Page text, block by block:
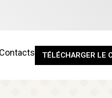
Contacts TÉLÉCHARGER LE